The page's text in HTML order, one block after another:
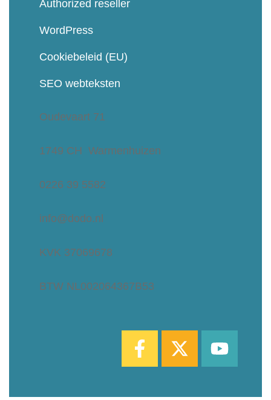
Authorized reseller
WordPress
Cookiebeleid (EU)
SEO webteksten
Oudevaart 71
1749 CH Warmenhuizen
0226 39 5582
info@dodo.nl
KVK 37069678
BTW NL002064367B53